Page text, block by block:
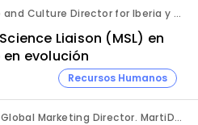
Bea Makowka, People and Culture Director for Iberia y Alberto Municio, Talent Seach Solutions Lead for Iberia. Inizio Engage.
Liaison (MSL) en
evolución
Recursos Humanos
María José Sevillano. Global Marketing Director. MartiDerm.